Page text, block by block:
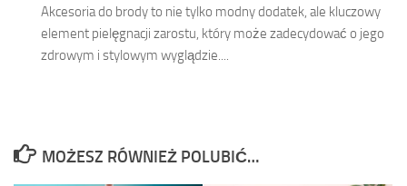
Akcesoria do brody to nie tylko modny dodatek, ale kluczowy
element pielęgnacji zarostu, który może zadecydować o jego
zdrowym i stylowym wyglądzie....
MOŻESZ RÓWNIEŻ POLUBIĆ…